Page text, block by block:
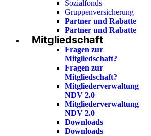
Sozialfonds
Gruppenversicherung
Partner und Rabatte
Partner und Rabatte
Mitgliedschaft
Fragen zur
Mitgliedschaft?
Fragen zur
Mitgliedschaft?
Mitgliederverwaltung
NDV 2.0
Mitgliederverwaltung
NDV 2.0
Downloads
Downloads